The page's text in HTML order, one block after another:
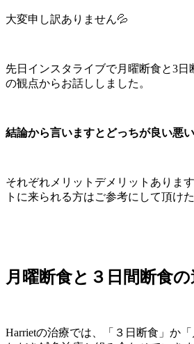
大変申し訳ありません💦
先日インスタライブで月曜断食と3
の観点からお話ししました。
結論から言いますとどっちが良い悪
それぞれメリットデメリットありま
トに来られる方はご参考にして頂け
月曜断食と３日間断食
Harrietの治療では、「３日断食」か